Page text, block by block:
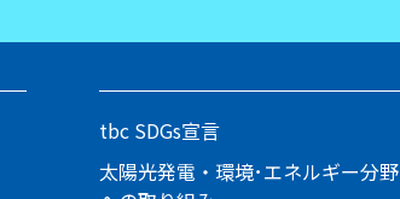
tbc SDGs宣言
太陽光発電・環境･エネルギー分野